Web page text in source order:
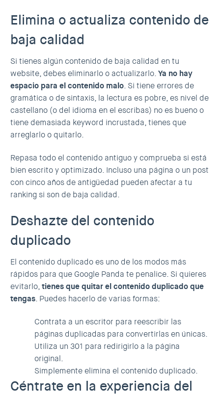
Elimina o actualiza contenido de
baja calidad
Si tienes algún contenido de baja calidad en tu
website, debes eliminarlo o actualizarlo.Ya no hay
espacio para el contenido malo. Si tiene errores de
gramática o de sintaxis, la lectura es pobre, es nivel de
castellano (o del idioma en el escribas) no es bueno o
tiene demasiada keyword incrustada, tienes que
arreglarlo o quitarlo.
Repasa todo el contenido antiguo y comprueba si está
bien escrito y optimizado. Incluso una página o un post
con cinco años de antigüedad pueden afectar a tu
ranking si son de baja calidad.
Deshazte del contenido
duplicado
El contenido duplicado es uno de los modos más
rápidos para que Google Panda te penalice. Si quieres
evitarlo,tienes que quitar el contenido duplicado que
tengas. Puedes hacerlo de varias formas:
Contrata a un escritor para reescribir las
páginas duplicadas para convertirlas en únicas.
Utiliza un 301 para redirigirlo a la página
original.
Simplemente elimina el contenido duplicado.
Céntrate en la experiencia del